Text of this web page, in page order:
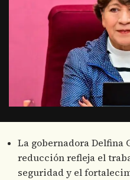
La gobernadora Delfina
reducción refleja el
seguridad y el